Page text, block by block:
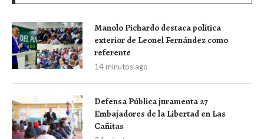
Manolo Pichardo destaca política
exterior de Leonel Fernández como
referente
14 minutos ago
Defensa Pública juramenta 27
Embajadores de la Libertad en Las
Cañitas